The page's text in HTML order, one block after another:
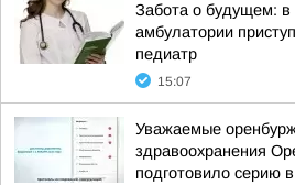
Забота о будущем: в
амбулатории
педиатр
15:07
Уважаемые
здравоохранения
подготовило серию